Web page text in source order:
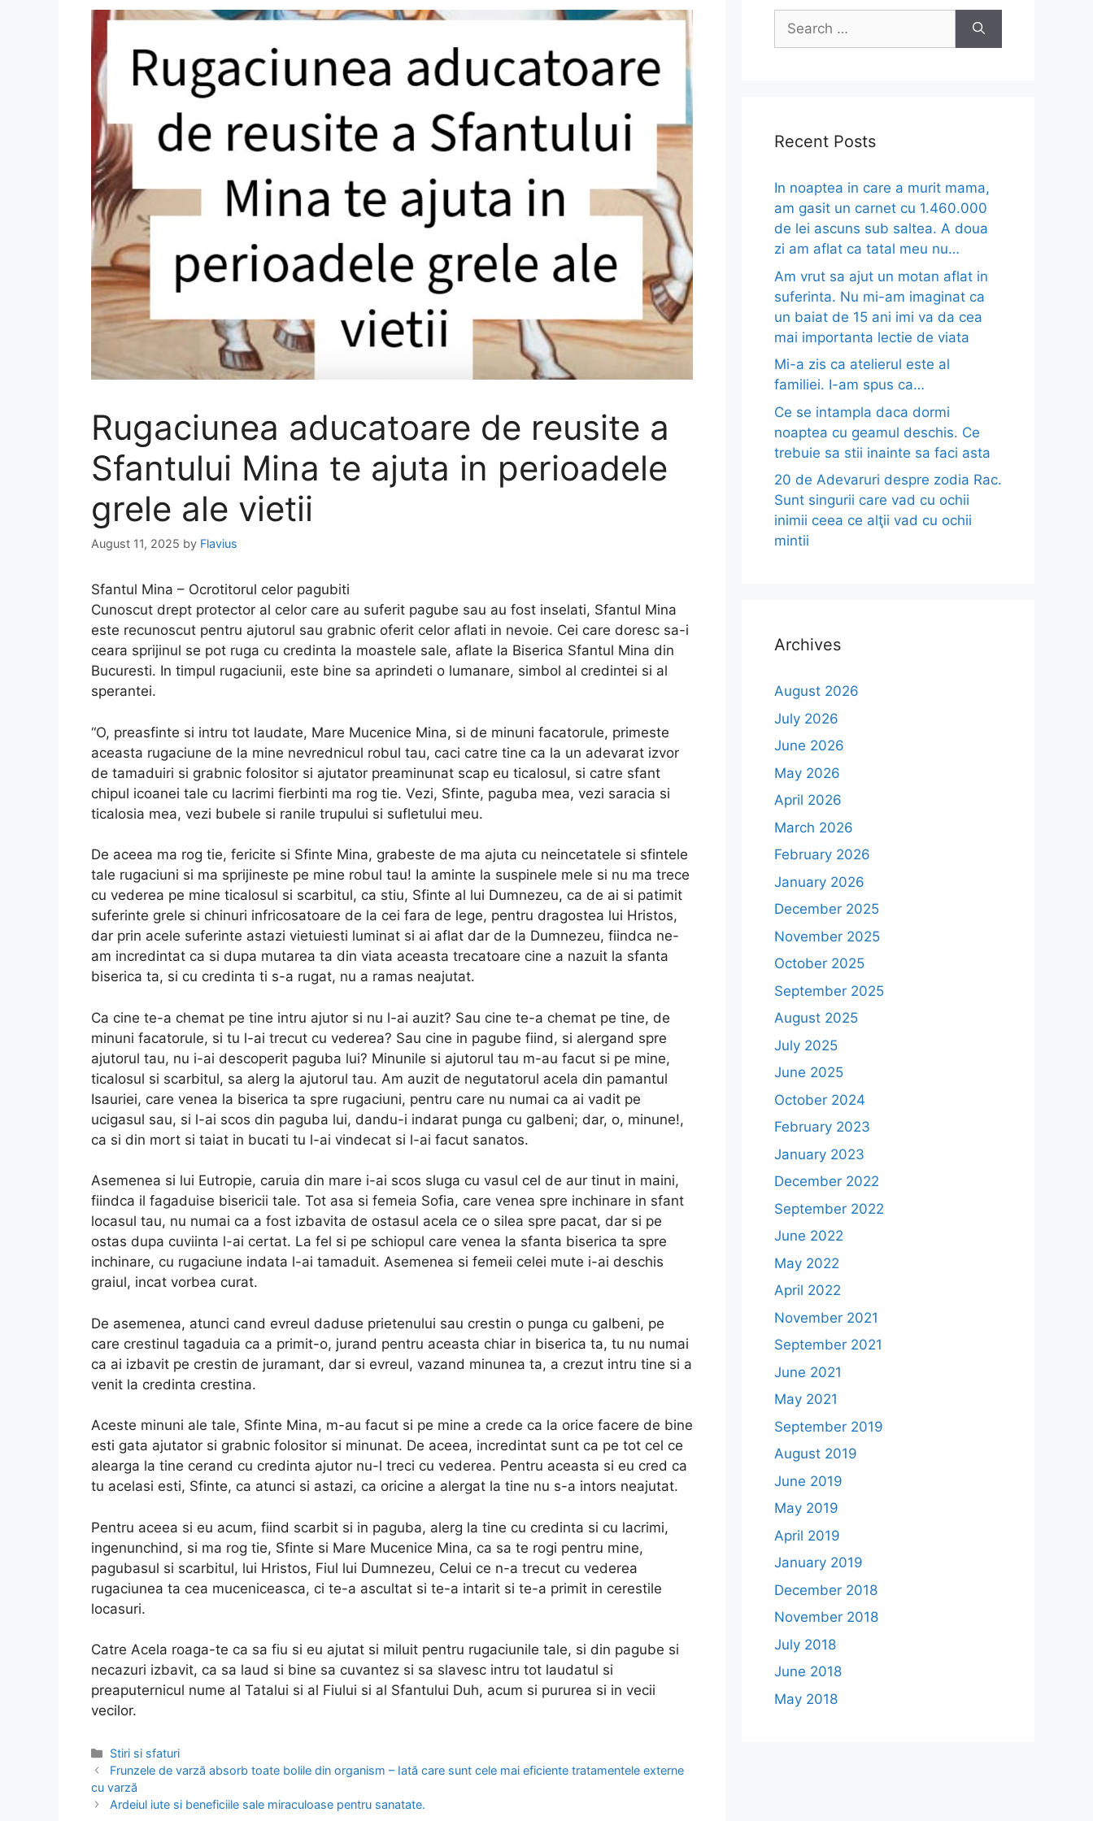
Rugaciunea aducatoare de reusite a
Sfantului Mina te ajuta in perioadele
grele ale vietii
August 11, 2025 by Flavius
Sfantul Mina – Ocrotitorul celor pagubiti
Cunoscut drept protector al celor care au suferit pagube sau au fost inselati, Sfantul Mina
este recunoscut pentru ajutorul sau grabnic oferit celor aflati in nevoie. Cei care doresc sa-i
ceara sprijinul se pot ruga cu credinta la moastele sale, aflate la Biserica Sfantul Mina din
Bucuresti. In timpul rugaciunii, este bine sa aprindeti o lumanare, simbol al credintei si al
sperantei.
“O, preasfinte si intru tot laudate, Mare Mucenice Mina, si de minuni facatorule, primeste
aceasta rugaciune de la mine nevrednicul robul tau, caci catre tine ca la un adevarat izvor
de tamaduiri si grabnic folositor si ajutator preaminunat scap eu ticalosul, si catre sfant
chipul icoanei tale cu lacrimi fierbinti ma rog tie. Vezi, Sfinte, paguba mea, vezi saracia si
ticalosia mea, vezi bubele si ranile trupului si sufletului meu.
De aceea ma rog tie, fericite si Sfinte Mina, grabeste de ma ajuta cu neincetatele si sfintele
tale rugaciuni si ma sprijineste pe mine robul tau! Ia aminte la suspinele mele si nu ma trece
cu vederea pe mine ticalosul si scarbitul, ca stiu, Sfinte al lui Dumnezeu, ca de ai si patimit
suferinte grele si chinuri infricosatoare de la cei fara de lege, pentru dragostea lui Hristos,
dar prin acele suferinte astazi vietuiesti luminat si ai aflat dar de la Dumnezeu, fiindca ne-
am incredintat ca si dupa mutarea ta din viata aceasta trecatoare cine a nazuit la sfanta
biserica ta, si cu credinta ti s-a rugat, nu a ramas neajutat.
Ca cine te-a chemat pe tine intru ajutor si nu l-ai auzit? Sau cine te-a chemat pe tine, de
minuni facatorule, si tu l-ai trecut cu vederea? Sau cine in pagube fiind, si alergand spre
ajutorul tau, nu i-ai descoperit paguba lui? Minunile si ajutorul tau m-au facut si pe mine,
ticalosul si scarbitul, sa alerg la ajutorul tau. Am auzit de negutatorul acela din pamantul
Isauriei, care venea la biserica ta spre rugaciuni, pentru care nu numai ca ai vadit pe
ucigasul sau, si l-ai scos din paguba lui, dandu-i indarat punga cu galbeni; dar, o, minune!,
ca si din mort si taiat in bucati tu l-ai vindecat si l-ai facut sanatos.
Asemenea si lui Eutropie, caruia din mare i-ai scos sluga cu vasul cel de aur tinut in maini,
fiindca il fagaduise bisericii tale. Tot asa si femeia Sofia, care venea spre inchinare in sfant
locasul tau, nu numai ca a fost izbavita de ostasul acela ce o silea spre pacat, dar si pe
ostas dupa cuviinta l-ai certat. La fel si pe schiopul care venea la sfanta biserica ta spre
inchinare, cu rugaciune indata l-ai tamaduit. Asemenea si femeii celei mute i-ai deschis
graiul, incat vorbea curat.
De asemenea, atunci cand evreul daduse prietenului sau crestin o punga cu galbeni, pe
care crestinul tagaduia ca a primit-o, jurand pentru aceasta chiar in biserica ta, tu nu numai
ca ai izbavit pe crestin de juramant, dar si evreul, vazand minunea ta, a crezut intru tine si a
venit la credinta crestina.
Aceste minuni ale tale, Sfinte Mina, m-au facut si pe mine a crede ca la orice facere de bine
esti gata ajutator si grabnic folositor si minunat. De aceea, incredintat sunt ca pe tot cel ce
alearga la tine cerand cu credinta ajutor nu-l treci cu vederea. Pentru aceasta si eu cred ca
tu acelasi esti, Sfinte, ca atunci si astazi, ca oricine a alergat la tine nu s-a intors neajutat.
Pentru aceea si eu acum, fiind scarbit si in paguba, alerg la tine cu credinta si cu lacrimi,
ingenunchind, si ma rog tie, Sfinte si Mare Mucenice Mina, ca sa te rogi pentru mine,
pagubasul si scarbitul, lui Hristos, Fiul lui Dumnezeu, Celui ce n-a trecut cu vederea
rugaciunea ta cea muceniceasca, ci te-a ascultat si te-a intarit si te-a primit in cerestile
locasuri.
Catre Acela roaga-te ca sa fiu si eu ajutat si miluit pentru rugaciunile tale, si din pagube si
necazuri izbavit, ca sa laud si bine sa cuvantez si sa slavesc intru tot laudatul si
preaputernicul nume al Tatalui si al Fiului si al Sfantului Duh, acum si pururea si in vecii
vecilor.
Categories
Stiri si sfaturi
Post
navigation
Frunzele de varză absorb toate bolile din organism – Iată care sunt cele mai eficiente tratamentele externe
cu varză
Ardeiul iute si beneficiile sale miraculoase pentru sanatate.
Search
for:
Recent Posts
In noaptea in care a murit mama,
am gasit un carnet cu 1.460.000
de lei ascuns sub saltea. A doua
zi am aflat ca tatal meu nu…
Am vrut sa ajut un motan aflat in
suferinta. Nu mi-am imaginat ca
un baiat de 15 ani imi va da cea
mai importanta lectie de viata
Mi-a zis ca atelierul este al
familiei. I-am spus ca…
Ce se intampla daca dormi
noaptea cu geamul deschis. Ce
trebuie sa stii inainte sa faci asta
20 de Adevaruri despre zodia Rac.
Sunt singurii care vad cu ochii
inimii ceea ce alţii vad cu ochii
mintii
Archives
August 2026
July 2026
June 2026
May 2026
April 2026
March 2026
February 2026
January 2026
December 2025
November 2025
October 2025
September 2025
August 2025
July 2025
June 2025
October 2024
February 2023
January 2023
December 2022
September 2022
June 2022
May 2022
April 2022
November 2021
September 2021
June 2021
May 2021
September 2019
August 2019
June 2019
May 2019
April 2019
January 2019
December 2018
November 2018
July 2018
June 2018
May 2018